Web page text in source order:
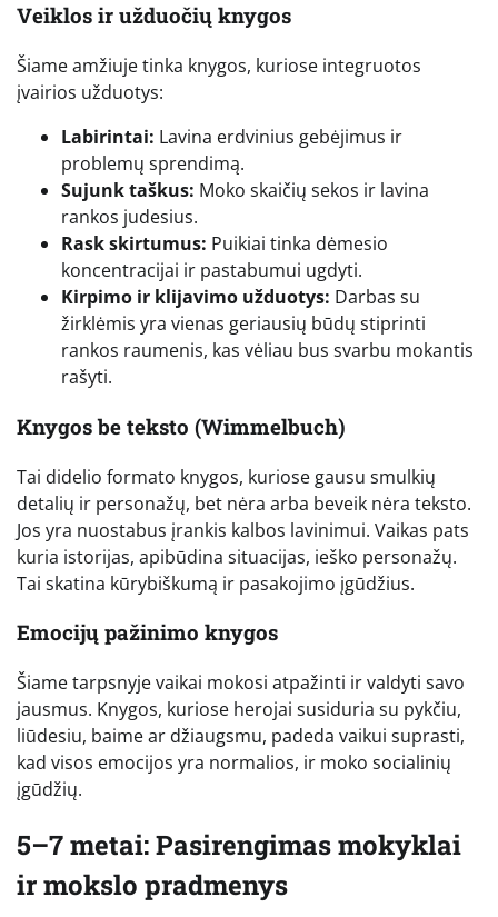
Veiklos ir užduočių knygos
Šiame amžiuje tinka knygos, kuriose integruotos
įvairios užduotys:
Labirintai: Lavina erdvinius gebėjimus ir
problemų sprendimą.
Sujunk taškus: Moko skaičių sekos ir lavina
rankos judesius.
Rask skirtumus: Puikiai tinka dėmesio
koncentracijai ir pastabumui ugdyti.
Kirpimo ir klijavimo užduotys: Darbas su
žirklėmis yra vienas geriausių būdų stiprinti
rankos raumenis, kas vėliau bus svarbu mokantis
rašyti.
Knygos be teksto (Wimmelbuch)
Tai didelio formato knygos, kuriose gausu smulkių
detalių ir personažų, bet nėra arba beveik nėra teksto.
Jos yra nuostabus įrankis kalbos lavinimui. Vaikas pats
kuria istorijas, apibūdina situacijas, ieško personažų.
Tai skatina kūrybiškumą ir pasakojimo įgūdžius.
Emocijų pažinimo knygos
Šiame tarpsnyje vaikai mokosi atpažinti ir valdyti savo
jausmus. Knygos, kuriose herojai susiduria su pykčiu,
liūdesiu, baime ar džiaugsmu, padeda vaikui suprasti,
kad visos emocijos yra normalios, ir moko socialinių
įgūdžių.
5–7 metai: Pasirengimas mokyklai
ir mokslo pradmenys